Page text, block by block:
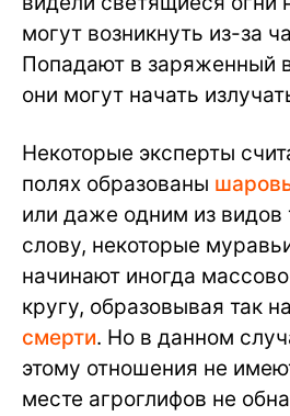
могут возникнуть из-за
Попадают в заряженный
они могут начать
Некоторые эксперты
полях образованы
или даже одним из видов
слову, некоторые
начинают иногда
кругу, образовывая так
смерти. Но в данном
этому отношения не
месте агроглифов не